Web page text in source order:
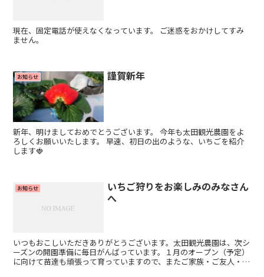
現在、固定電話が使えなくなっています。 ご迷惑をおかけしてすみ
ません。
お知らせ 謹賀新年
新年、明けましておめでとうございます。 今年も太田観光農園をよ
ろしくお願いいたします。 早速、初日の出のような、いちごを紹介
します🍓
お知らせ
いちご狩りをお楽しみのみなさん
へ
いつもおこしいただきありがとうございます。太田観光農園は、次シ
ーズンの開園準備に毎日がんばっています。１月のオープン（予定）
に向けて苗達も頑張って育っていますので、またご家族・ご友人・お